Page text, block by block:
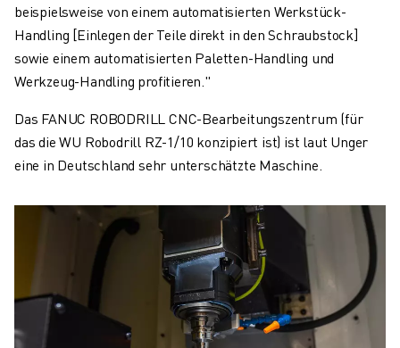
beispielsweise von einem automatisierten Werkstück-
Handling [Einlegen der Teile direkt in den Schraubstock]
sowie einem automatisierten Paletten-Handling und
Werkzeug-Handling profitieren."
Das FANUC ROBODRILL CNC-Bearbeitungszentrum (für
das die WU Robodrill RZ-1/10 konzipiert ist) ist laut Unger
eine in Deutschland sehr unterschätzte Maschine.